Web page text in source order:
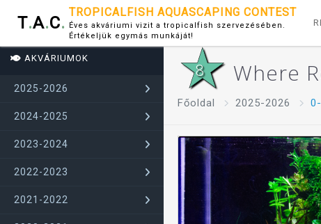
T.A.C.
TROPICALFISH AQUASCAPING CONTEST
Éves akváriumi vizit a tropicalfish szervezésében.
Értékeljük egymás munkáját!
AKVÁRIUMOK
2025-2026
2024-2025
2023-2024
2022-2023
2021-2022
Where
Főoldal 2025-2026